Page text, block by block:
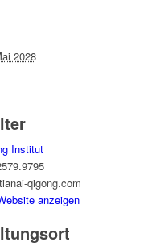
2028
Institut
qigong.com
anzeigen